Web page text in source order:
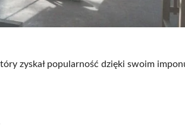
zyskał popularność dzięki swoim